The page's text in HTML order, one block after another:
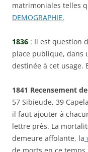
matrimoniales telles
DEMOGRAPHIE.
1836 : Il est question
place publique, dans
destinée à cet usage.
1841 Recensement de
57 Sibieude, 39
il faut ajouter à
lettre près. La
demeure affolante, la